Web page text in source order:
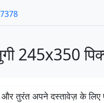
245x350
तुरंत अपने दस्तावेज़ के लिए